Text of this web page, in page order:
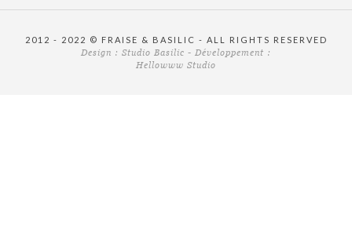
2012 - 2022 © FRAISE & BASILIC - ALL RIGHTS RESERVED
Design : Studio Basilic - Développement :
Hellowww Studio